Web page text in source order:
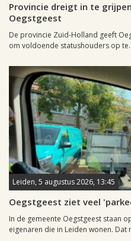
Provincie dreigt in te
Oegstgeest
De provincie Zuid-Holland geeft
om voldoende statushouders op
Leiden, 5 augustus 2026, 13:45
Oegstgeest ziet veel
In de gemeente Oegstgeest staan
eigenaren die in Leiden wonen. Dat